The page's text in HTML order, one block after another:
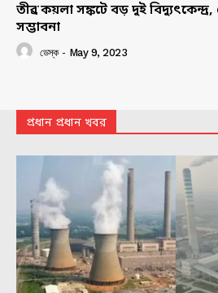
তীব্র কয়লা সঙ্কটে বড় দুই
সম্ভাবনা
ডেস্ক - May 9, 2023
প্রধান প্রধান খবর